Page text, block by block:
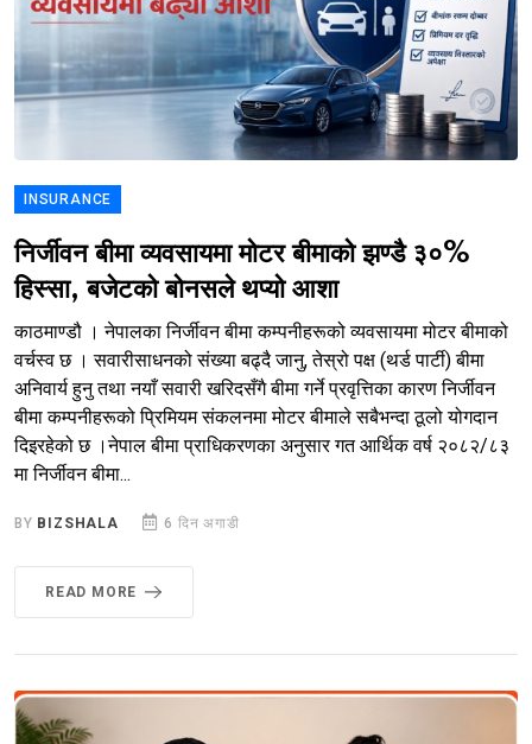
INSURANCE
निर्जीवन बीमा व्यवसायमा मोटर बीमाको झण्डै ३०%
हिस्सा, बजेटको बोनसले थप्यो आशा
काठमाण्डौ । नेपालका निर्जीवन बीमा कम्पनीहरूको व्यवसायमा मोटर बीमाको
वर्चस्व छ । सवारीसाधनको संख्या बढ्दै जानु, तेस्रो पक्ष (थर्ड पार्टी) बीमा
अनिवार्य हुनु तथा नयाँ सवारी खरिदसँगै बीमा गर्ने प्रवृत्तिका कारण निर्जीवन
बीमा कम्पनीहरूको प्रिमियम संकलनमा मोटर बीमाले सबैभन्दा ठूलो योगदान
दिइरहेको छ ।नेपाल बीमा प्राधिकरणका अनुसार गत आर्थिक वर्ष २०८२/८३
मा निर्जीवन बीमा...
BY BIZSHALA 6 दिन अगाडी
READ MORE